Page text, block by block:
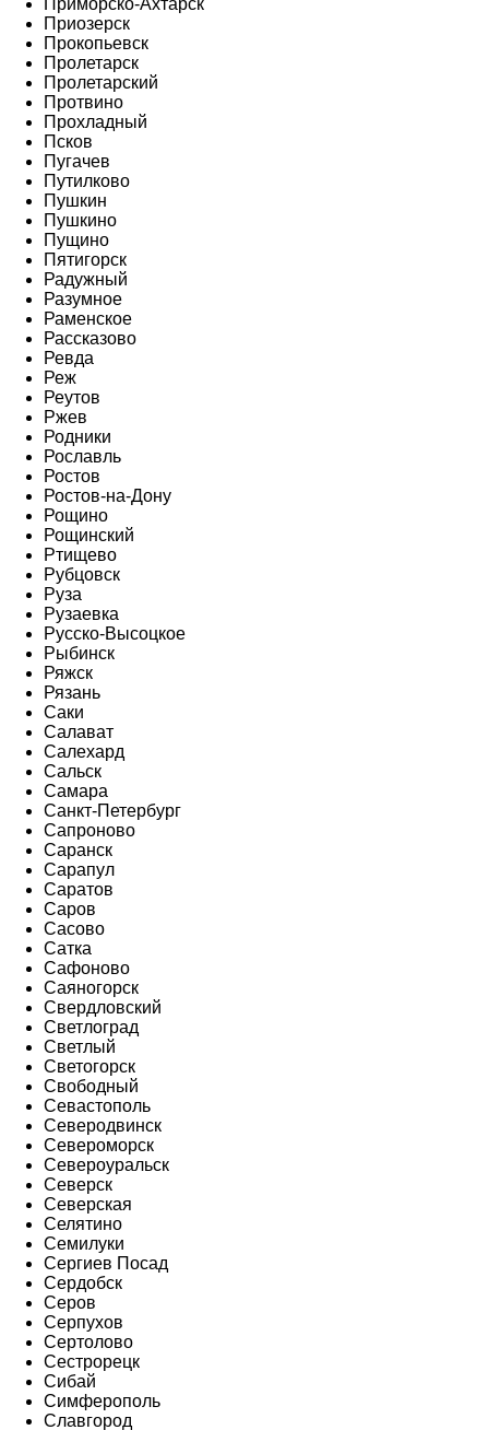
Приморско-Ахтарск
Приозерск
Прокопьевск
Пролетарск
Пролетарский
Протвино
Прохладный
Псков
Пугачев
Путилково
Пушкин
Пушкино
Пущино
Пятигорск
Радужный
Разумное
Раменское
Рассказово
Ревда
Реж
Реутов
Ржев
Родники
Рославль
Ростов
Ростов-на-Дону
Рощино
Рощинский
Ртищево
Рубцовск
Руза
Рузаевка
Русско-Высоцкое
Рыбинск
Ряжск
Рязань
Саки
Салават
Салехард
Сальск
Самара
Санкт-Петербург
Сапроново
Саранск
Сарапул
Саратов
Саров
Сасово
Сатка
Сафоново
Саяногорск
Свердловский
Светлоград
Светлый
Светогорск
Свободный
Севастополь
Северодвинск
Североморск
Североуральск
Северск
Северская
Селятино
Семилуки
Сергиев Посад
Сердобск
Серов
Серпухов
Сертолово
Сестрорецк
Сибай
Симферополь
Славгород